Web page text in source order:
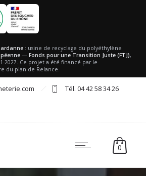
: usine de recyclage du polyéthylène
— Fonds pour une Transition Juste (FTJ),
2027. Ce projet a été financé par le
du plan de Relance.
Tél. 04 42 58 34 26
0